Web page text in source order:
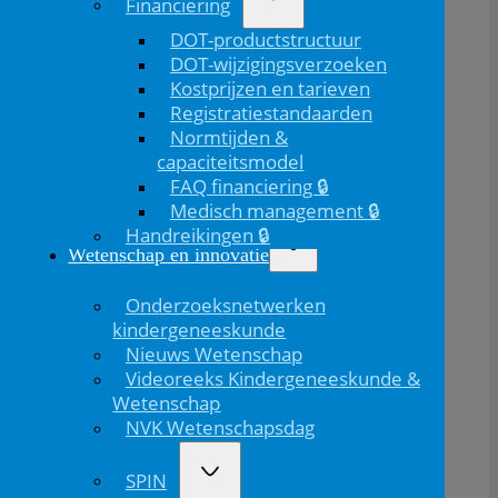
DOT-productstructuur
DOT-wijzigingsverzoeken
Kostprijzen en tarieven
Registratiestandaarden
Normtijden &
capaciteitsmodel
FAQ financiering 🔒
Medisch management 🔒
Handreikingen 🔒
Wetenschap en innovatie
Onderzoeksnetwerken
kindergeneeskunde
Nieuws Wetenschap
Videoreeks Kindergeneeskunde &
Wetenschap
NVK Wetenschapsdag
SPIN